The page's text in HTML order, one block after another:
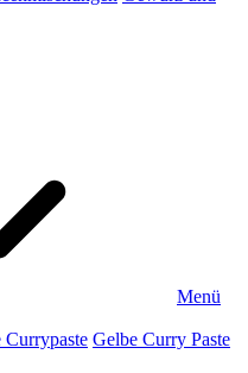
Menü
Currypaste Gelbe Curry Paste